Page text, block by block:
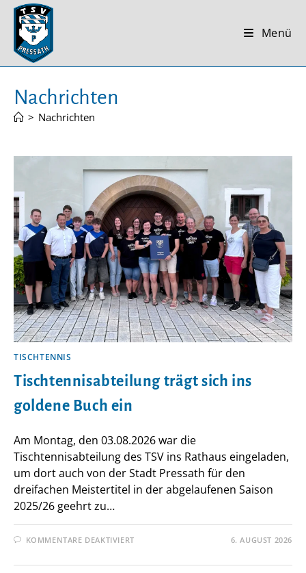
Zum
Inhalt
springen
Menü
Nachrichten
> Nachrichten
TISCHTENNIS
Tischtennisabteilung trägt sich ins
goldene Buch ein
Am Montag, den 03.08.2026 war die
Tischtennisabteilung des TSV ins Rathaus eingeladen,
um dort auch von der Stadt Pressath für den
dreifachen Meistertitel in der abgelaufenen Saison
2025/26 geehrt zu…
KOMMENTARE DEAKTIVIERTFÜR
SICH
6. AUGUST 2026